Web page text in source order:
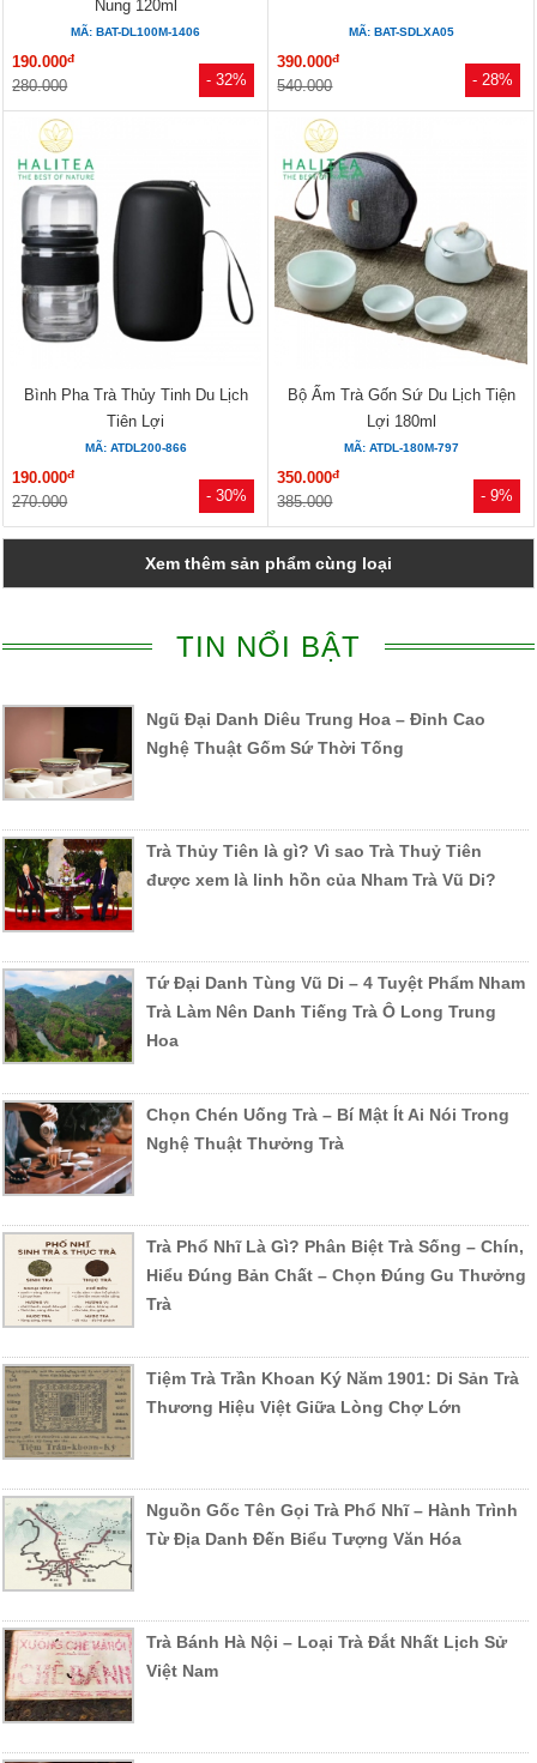
- 32%
Nung 120ml
MÃ: BAT-DL100M-1406
190.000đ
280.000 - 28%
MÃ: BAT-SDLXA05
390.000đ
540.000
- 30%
Bình Pha Trà Thủy Tinh Du Lịch
Tiên Lợi
MÃ: ATDL200-866
190.000đ
270.000 - 9%
Bộ Ấm Trà Gốn Sứ Du Lịch Tiện
Lợi 180ml
MÃ: ATDL-180M-797
350.000đ
385.000
Xem thêm sản phẩm cùng loại
TIN NỔI BẬT
Ngũ Đại Danh Diêu Trung Hoa – Đỉnh Cao
Nghệ Thuật Gốm Sứ Thời Tống
Trà Thủy Tiên là gì? Vì sao Trà Thuỷ Tiên
được xem là linh hồn của Nham Trà Vũ Di?
Tứ Đại Danh Tùng Vũ Di – 4 Tuyệt Phẩm Nham
Trà Làm Nên Danh Tiếng Trà Ô Long Trung
Hoa
Chọn Chén Uống Trà – Bí Mật Ít Ai Nói Trong
Nghệ Thuật Thưởng Trà
Trà Phổ Nhĩ Là Gì? Phân Biệt Trà Sống – Chín,
Hiểu Đúng Bản Chất – Chọn Đúng Gu Thưởng
Trà
Tiệm Trà Trần Khoan Ký Năm 1901: Di Sản Trà
Thương Hiệu Việt Giữa Lòng Chợ Lớn
Nguồn Gốc Tên Gọi Trà Phổ Nhĩ – Hành Trình
Từ Địa Danh Đến Biểu Tượng Văn Hóa
Trà Bánh Hà Nội – Loại Trà Đắt Nhất Lịch Sử
Việt Nam